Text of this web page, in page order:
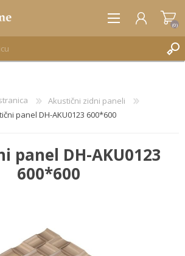
(0)
Akustični zidni paneli
panel DH-AKU0123 600*600
panel DH-AKU0123
600*600